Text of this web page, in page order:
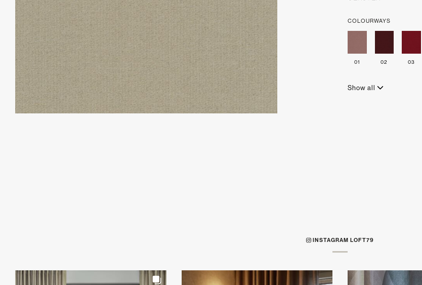
COLOURWAYS
01 02 03
Show all
INSTAGRAM LOFT79